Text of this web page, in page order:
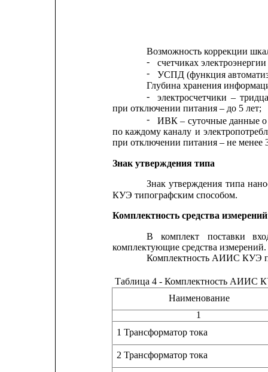
Возможность коррекции
-
счетчиках
-
УСПД (функция
Глубина хранения
-
электросчетчики –
при отключении питания – до 5 лет;
-
ИВК – суточные данные о
по каждому каналу и
при отключении питания – не менее
Знак утверждения типа
Знак утверждения типа
КУЭ типографским способом.
Комплектность средства измерений
В комплект поставки
комплектующие средства измерений.
Комплектность АИИС КУЭ
Наименование
1 Трансформатор тока
2 Трансформатор тока
Таблица 4 - Комплектность АИИС
1